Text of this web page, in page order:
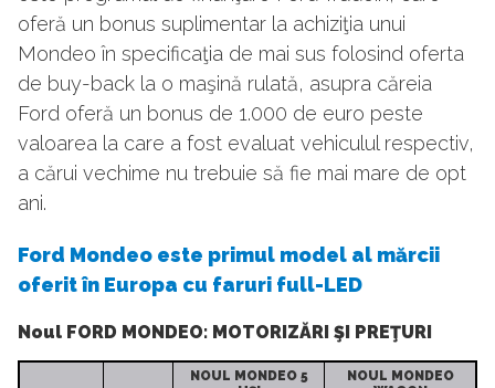
oferă un bonus suplimentar la achiziţia unui
Mondeo în specificaţia de mai sus folosind oferta
de buy-back la o maşină rulată, asupra căreia
Ford oferă un bonus de 1.000 de euro peste
valoarea la care a fost evaluat vehiculul respectiv,
a cărui vechime nu trebuie să fie mai mare de opt
ani.
Ford Mondeo este primul model al mărcii
oferit în Europa cu faruri full-LED
Noul FORD MONDEO: MOTORIZĂRI ŞI PREŢURI
NOUL MONDEO 5
NOUL MONDEO